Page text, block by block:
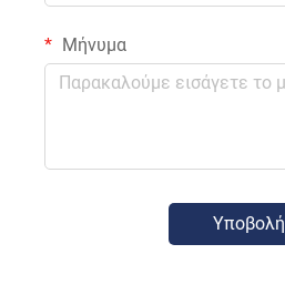
Μήνυμα
Υποβολή